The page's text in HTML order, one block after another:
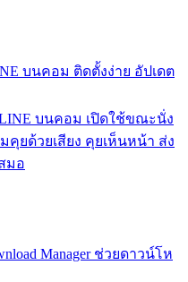
บนคอม ติดตั้งง่าย อัปเดต
บนคอม เปิดใช้ขณะนั่ง
ยด้วยเสียง คุยเห็นหน้า ส่ง
มอ
Manager ช่วยดาวน์โห